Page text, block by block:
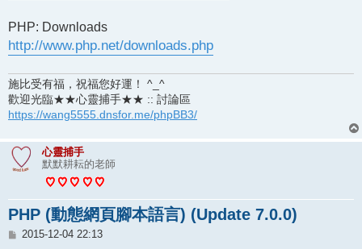
PHP: Downloads
http://www.php.net/downloads.php
施比受有福，祝福您好運！ ^_^
歡迎光臨★★心靈捕手★★ :: 討論區
https://wang5555.dnsfor.me/phpBB3/
心靈捕手
默默耕耘的老師
PHP (動態網頁腳本語言) (Update 7.0.0)
文
2015-12-04 22:13